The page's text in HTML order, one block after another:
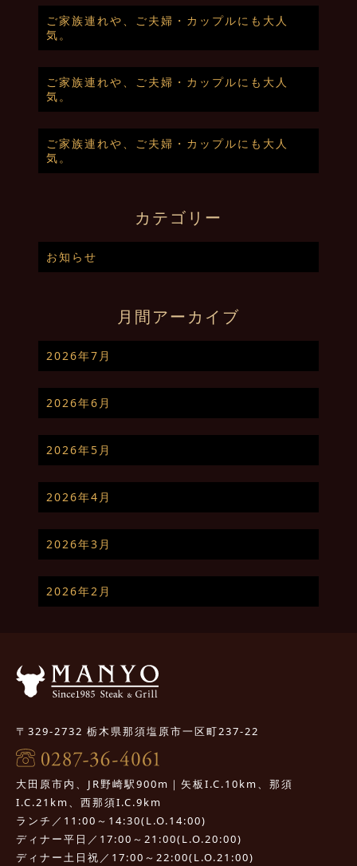
ご家族連れや、ご夫婦・カップルにも大人
気。
ご家族連れや、ご夫婦・カップルにも大人
気。
ご家族連れや、ご夫婦・カップルにも大人
気。
カテゴリー
お知らせ
月間アーカイブ
2026年7月
2026年6月
2026年5月
2026年4月
2026年3月
2026年2月
〒329-2732 栃木県那須塩原市一区町237-22
大田原市内、JR野崎駅900m｜矢板I.C.10km、那須
I.C.21km、西那須I.C.9km
ランチ／11:00～14:30(L.O.14:00)
ディナー平日／17:00～21:00(L.O.20:00)
ディナー土日祝／17:00～22:00(L.O.21:00)